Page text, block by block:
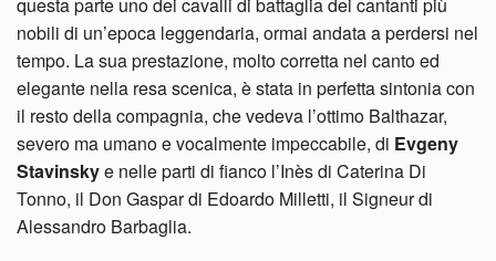
nobili di un’epoca leggendaria, ormai andata a perdersi nel
tempo. La sua prestazione, molto corretta nel canto ed
elegante nella resa scenica, è stata in perfetta sintonia con
il resto della compagnia, che vedeva l’ottimo Balthazar,
severo ma umano e vocalmente impeccabile, di Evgeny
Stavinskye nelle parti di fianco l’Inès di Caterina Di
Tonno, il Don Gaspar di Edoardo Milletti, il Signeur di
Alessandro Barbaglia.